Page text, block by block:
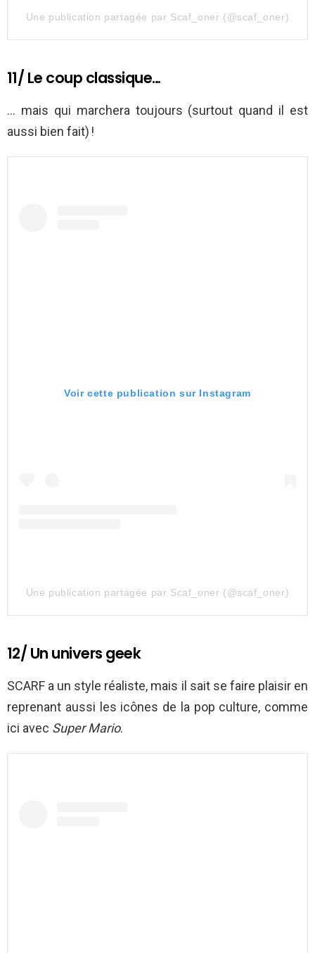
Une publication partagée par Scaf_oner (@scaf_oner)
11/ Le coup classique…
… mais qui marchera toujours (surtout quand il est
aussi bien fait) !
Voir cette publication sur Instagram
Une publication partagée par Scaf_oner (@scaf_oner)
12/ Un univers geek
SCARF a un style réaliste, mais il sait se faire plaisir en
reprenant aussi les icônes de la pop culture, comme
ici avec Super Mario.